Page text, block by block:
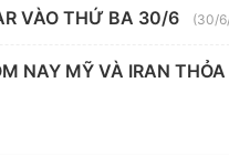
VÀO THỨ BA 30/6 (30/
NAY MỸ VÀ IRAN